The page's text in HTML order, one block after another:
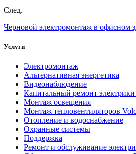
След.
Черновой электромонтаж в офисном
Услуги
Электромонтаж
Альтернативная энергетика
Видеонаблюдение
Капитальный ремонт
Монтаж освещения
Монтаж тепловентиляторов
Отопление и водоснабжение
Охранные системы
Поддержка
Ремонт и обслуживание